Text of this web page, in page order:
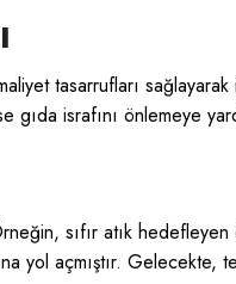
tasarrufları
gıda israfını önlemeye
sıfır atık
yol açmıştır. Gelecekte,